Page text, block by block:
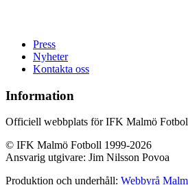
Press
Nyheter
Kontakta oss
Information
Officiell webbplats för IFK Malmö
© IFK Malmö Fotboll 1999-2026
Ansvarig utgivare: Jim Nilsson Povoa
Produktion och underhåll: Webbyrå